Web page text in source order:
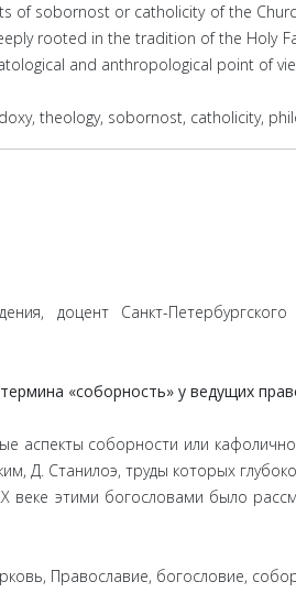
of sobornost or catholicity of the
rooted in the tradition of the Holy
and anthropological point of
theology, sobornost, catholicity,
доцент Санкт-
«соборность» у ведущих
аспекты соборности или
Д. Станилоэ, труды которых
веке этими богословами было
Православие, богословие,